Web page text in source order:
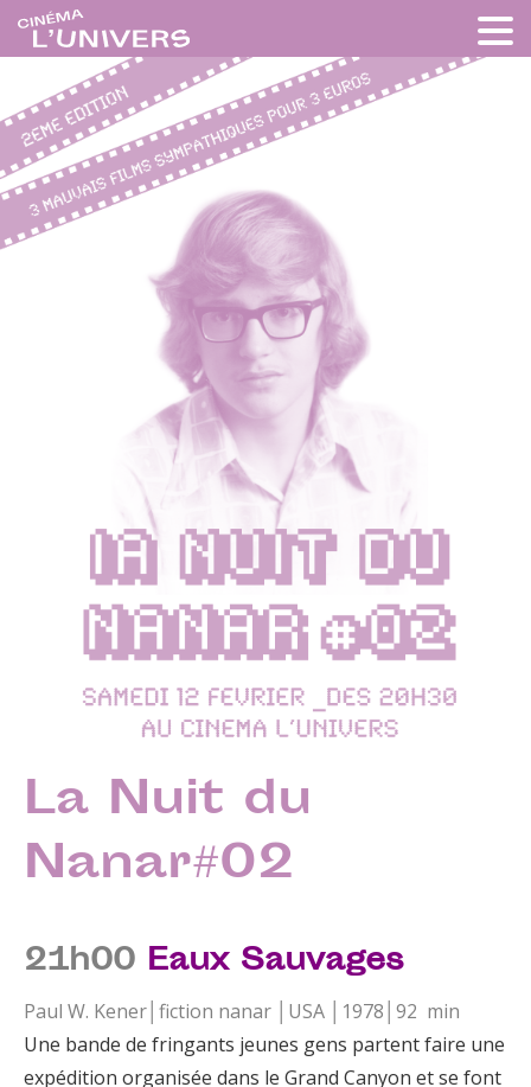
La Nuit du
Nanar#02
21h00 Eaux Sauvages
Paul W. Kener│fiction nanar │USA │1978│92 min
Une bande de fringants jeunes gens partent faire une
expédition organisée dans le Grand Canyon et se font